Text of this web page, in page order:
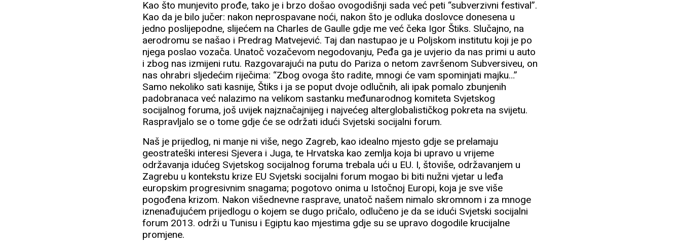
Kao što munjevito prođe, tako je i brzo došao ovogodišnji sada već peti “subverzivni festival”.
Kao da je bilo jučer: nakon neprospavane noći, nakon što je odluka doslovce donesena u
jedno poslijepodne, slijećem na Charles de Gaulle gdje me već čeka Igor Štiks. Slučajno, na
aerodromu se našao i Predrag Matvejević. Taj dan nastupao je u Poljskom institutu koji je po
njega poslao vozača. Unatoč vozačevom negodovanju, Peđa ga je uvjerio da nas primi u auto
i zbog nas izmijeni rutu. Razgovarajući na putu do Pariza o netom završenom Subversiveu, on
nas ohrabri sljedećim riječima: “Zbog ovoga što radite, mnogi će vam spominjati majku…”
Samo nekoliko sati kasnije, Štiks i ja se poput dvoje odlučnih, ali ipak pomalo zbunjenih
padobranaca već nalazimo na velikom sastanku međunarodnog komiteta Svjetskog
socijalnog foruma, još uvijek najznačajnijeg i najvećeg alterglobalističkog pokreta na svijetu.
Raspravljalo se o tome gdje će se održati idući Svjetski socijalni forum.
Naš je prijedlog, ni manje ni više, nego Zagreb, kao idealno mjesto gdje se prelamaju
geostrateški interesi Sjevera i Juga, te Hrvatska kao zemlja koja bi upravo u vrijeme
održavanja idućeg Svjetskog socijalnog foruma trebala ući u EU. I, štoviše, održavanjem u
Zagrebu u kontekstu krize EU Svjetski socijalni forum mogao bi biti nužni vjetar u leđa
europskim progresivnim snagama; pogotovo onima u Istočnoj Europi, koja je sve više
pogođena krizom. Nakon višednevne rasprave, unatoč našem nimalo skromnom i za mnoge
iznenađujućem prijedlogu o kojem se dugo pričalo, odlučeno je da se idući Svjetski socijalni
forum 2013. održi u Tunisu i Egiptu kao mjestima gdje su se upravo dogodile krucijalne
promjene.